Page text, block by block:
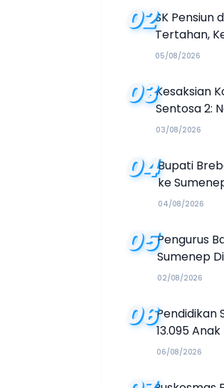
02SK Pensiun
Tertahan,
Tagih Janji
05/08/2026
03Kesaksian
Sentosa 2:
Laut Meski
03/08/2026
04Bupati
ke
04/08/2026
05Pengurus
Sumenep
Kampus
02/08/2026
06Pendidikan
13.095
06/08/2026